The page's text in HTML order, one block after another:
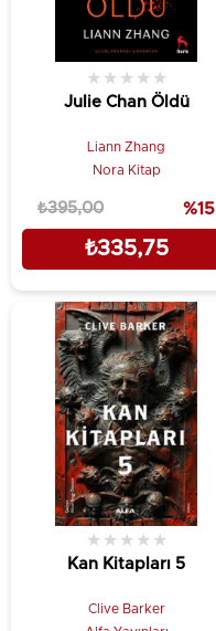
Julie Chan Öldü
★ ★ ★ ★ ★
Liann Zhang
Nora Kitap
₺335,75
₺395,00 %15
Kan Kitapları 5
★ ★ ★ ★ ★
Clive Barker